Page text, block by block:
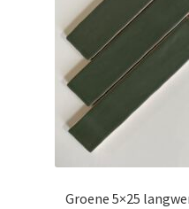
Groene 5×25